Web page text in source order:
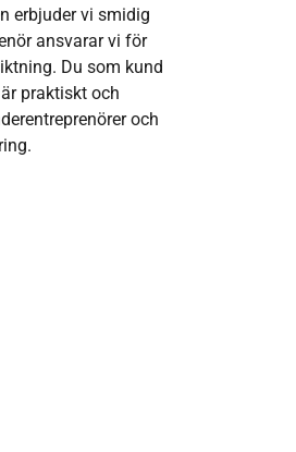
erbjuder vi smidig
ansvarar vi för
Du som kund
praktiskt och
och